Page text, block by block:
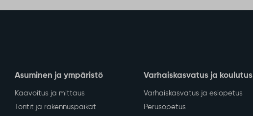
Asuminen ja ympäristö
Kaavoitus ja mittaus
Tontit ja rakennuspaikat
Varhaiskasvatus ja koulutus
Varhaiskasvatus ja esiopetus
Perusopetus